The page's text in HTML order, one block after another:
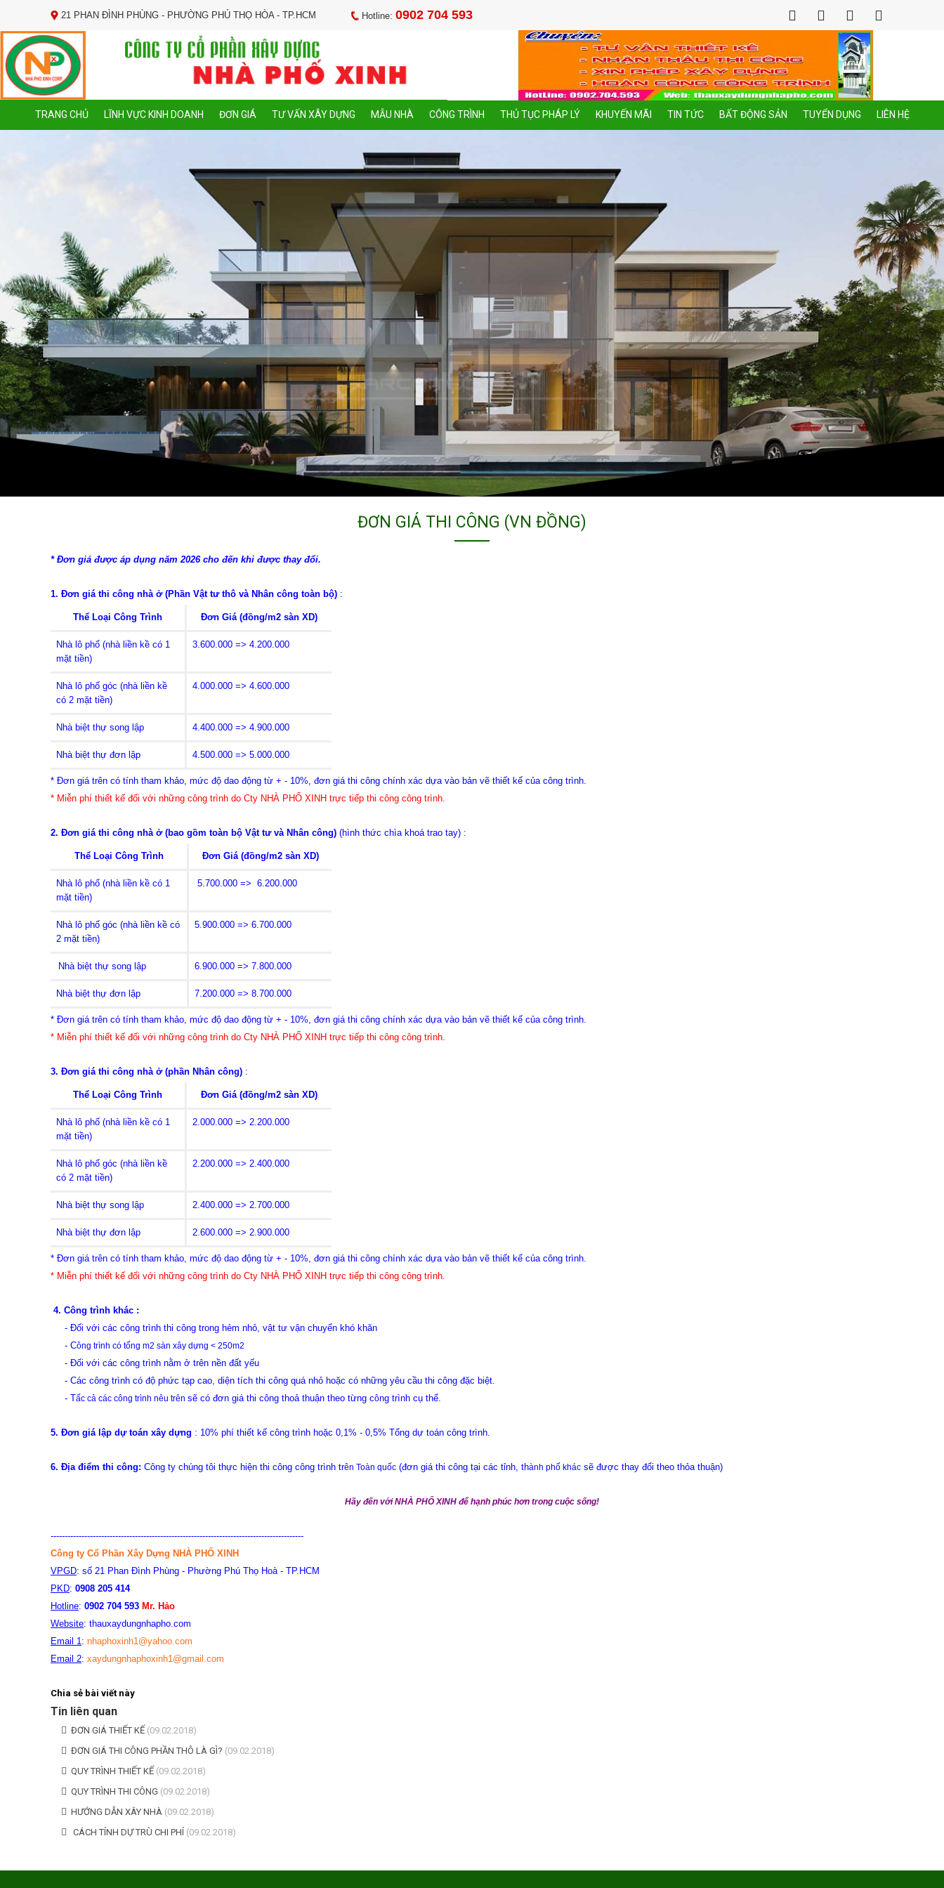
21 PHAN ĐÌNH PHÙNG - PHƯỜNG PHÚ THỌ HÒA - TP.HCM Hotline: 0902 704 593
TRANG CHỦ LĨNH VỰC KINH DOANH ĐƠN GIÁ TƯ VẤN XÂY DỰNG MẪU NHÀ CÔNG TRÌNH THỦ TỤC PHÁP LÝ KHUYẾN MÃI TIN TỨC BẤT ĐỘNG SẢN TUYỂN DỤNG LIÊN HỆ
ĐƠN GIÁ THI CÔNG (VN ĐỒNG)
* Đơn giá được áp dụng năm 2026 cho đến khi được thay đổi.
1. Đơn giá thi công nhà ở (Phần Vật tư thô và Nhân công toàn bộ) :
Thể Loại Công Trình Đơn Giá (đồng/m2 sàn XD)
Nhà lô phố (nhà liền kề có 1
mặt tiền)
3.600.000 => 4.200.000
Nhà lô phố góc (nhà liền kề
có 2 mặt tiền)
4.000.000 => 4.600.000
Nhà biệt thự song lập 4.400.000 => 4.900.000
Nhà biệt thự đơn lập 4.500.000 => 5.000.000
* Đơn giá trên có tính tham khảo, mức độ dao động từ + - 10%, đơn giá thi công chính xác dựa vào bản vẽ thiết kế của công trình.
* Miễn phí thiết kế đối với những công trình do Cty NHÀ PHỐ XINH trực tiếp thi công công trình.
2. Đơn giá thi công nhà ở (bao gồm toàn bộ Vật tư và Nhân công) (hình thức chìa khoá trao tay) :
Thể Loại Công Trình Đơn Giá (đồng/m2 sàn XD)
Nhà lô phố (nhà liền kề có 1
mặt tiền)
5.700.000 => 6.200.000
Nhà lô phố góc (nhà liền kề có
2 mặt tiền)
5.900.000 => 6.700.000
Nhà biệt thự song lập 6.900.000 => 7.800.000
Nhà biệt thự đơn lập 7.200.000 => 8.700.000
* Đơn giá trên có tính tham khảo, mức độ dao động từ + - 10%, đơn giá thi công chính xác dựa vào bản vẽ thiết kế của công trình.
* Miễn phí thiết kế đối với những công trình do Cty NHÀ PHỐ XINH trực tiếp thi công công trình.
3. Đơn giá thi công nhà ở (phần Nhân công) :
Thể Loại Công Trình Đơn Giá (đồng/m2 sàn XD)
Nhà lô phố (nhà liền kề có 1
mặt tiền)
2.000.000 => 2.200.000
Nhà lô phố góc (nhà liền kề
có 2 mặt tiền)
2.200.000 => 2.400.000
Nhà biệt thự song lập 2.400.000 => 2.700.000
Nhà biệt thự đơn lập 2.600.000 => 2.900.000
* Đơn giá trên có tính tham khảo, mức độ dao động từ + - 10%, đơn giá thi công chính xác dựa vào bản vẽ thiết kế của công trình.
* Miễn phí thiết kế đối với những công trình do Cty NHÀ PHỐ XINH trực tiếp thi công công trình.
4. Công trình khác :
- Đối với các công trình thi công trong hẻm nhỏ, vật tư vận chuyển khó khăn
- Công trình có tổng m2 sàn xây dựng < 250m2
- Đối với các công trình nằm ở trên nền đất yếu
- Các công trình có độ phức tạp cao, diện tích thi công quá nhỏ hoặc có những yêu cầu thi công đặc biệt.
- Tấc cả các công trình nêu trên sẽ có đơn giá thi công thoả thuận theo từng công trình cụ thể.
5. Đơn giá lập dự toán xây dựng : 10% phí thiết kế công trình hoặc 0,1% - 0,5% Tổng dự toán công trình.
6. Địa điểm thi công: Công ty chúng tôi thực hiện thi công công trình trên Toàn quốc (đơn giá thi công tại các tỉnh, thành phố khác sẽ được thay đổi theo thỏa thuận)
Hãy đến với NHÀ PHỐ XINH để hạnh phúc hơn trong cuộc sống!
------------------------------------------------------------------------------------------
Công ty Cổ Phần Xây Dựng NHÀ PHỐ XINH
VPGD: số 21 Phan Ðình Phùng - Phường Phú Thọ Hoà - TP.HCM
PKD: 0908 205 414
Hotline: 0902 704 593 Mr. Hảo
Website: thauxaydungnhapho.com
Email 1: nhaphoxinh1@yahoo.com
Email 2: xaydungnhaphoxinh1@gmail.com
Chia sẻ bài viết này
Tin liên quan
ĐƠN GIÁ THIẾT KẾ (09.02.2018)
ĐƠN GIÁ THI CÔNG PHẦN THÔ LÀ GÌ? (09.02.2018)
QUY TRÌNH THIẾT KẾ (09.02.2018)
QUY TRÌNH THI CÔNG (09.02.2018)
HƯỚNG DẪN XÂY NHÀ (09.02.2018)
CÁCH TÍNH DỰ TRÙ CHI PHÍ (09.02.2018)